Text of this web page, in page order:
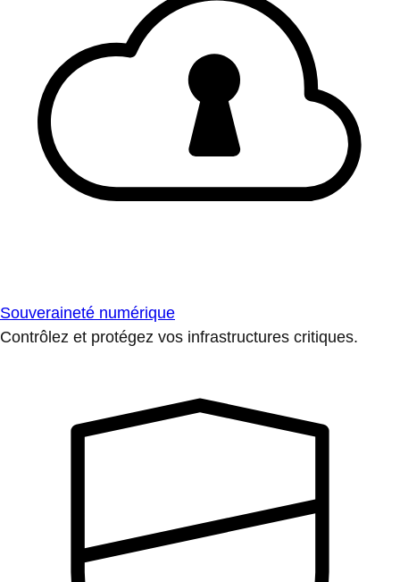
Souveraineté numérique
Contrôlez et protégez vos infrastructures critiques.